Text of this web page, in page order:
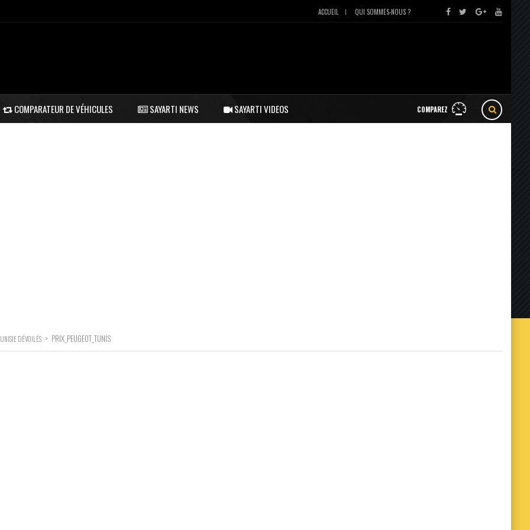
ACCUEIL QUI SOMMES-NOUS ?
COMPAREZ
COMPARATEUR DE VÉHICULES SAYARTI NEWS SAYARTI VIDEOS
DÉVOILÉS > PRIX_PEUGEOT_TUNIS